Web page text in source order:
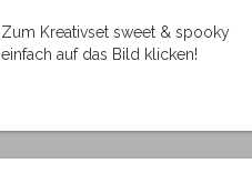
Zum Kreativset sweet & spooky
einfach auf das Bild klicken!